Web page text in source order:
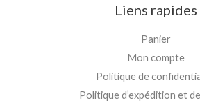
Liens rapides
Panier
Mon compte
Politique de
Politique d’expédition et